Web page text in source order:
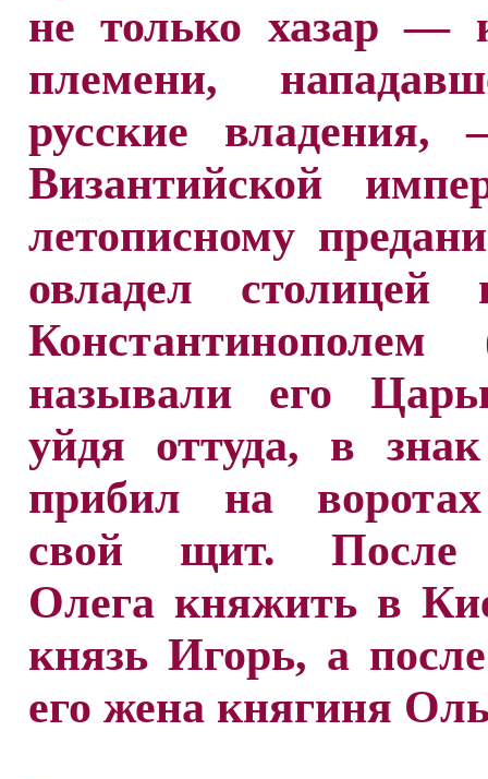
не только хазар —
племени,
русские
Византийской
летописному
овладел столицей
Константинополем
называли его
уйдя оттуда, в
прибил на
свой щит. После
Олега княжить в
князь Игорь, а
его жена княгиня